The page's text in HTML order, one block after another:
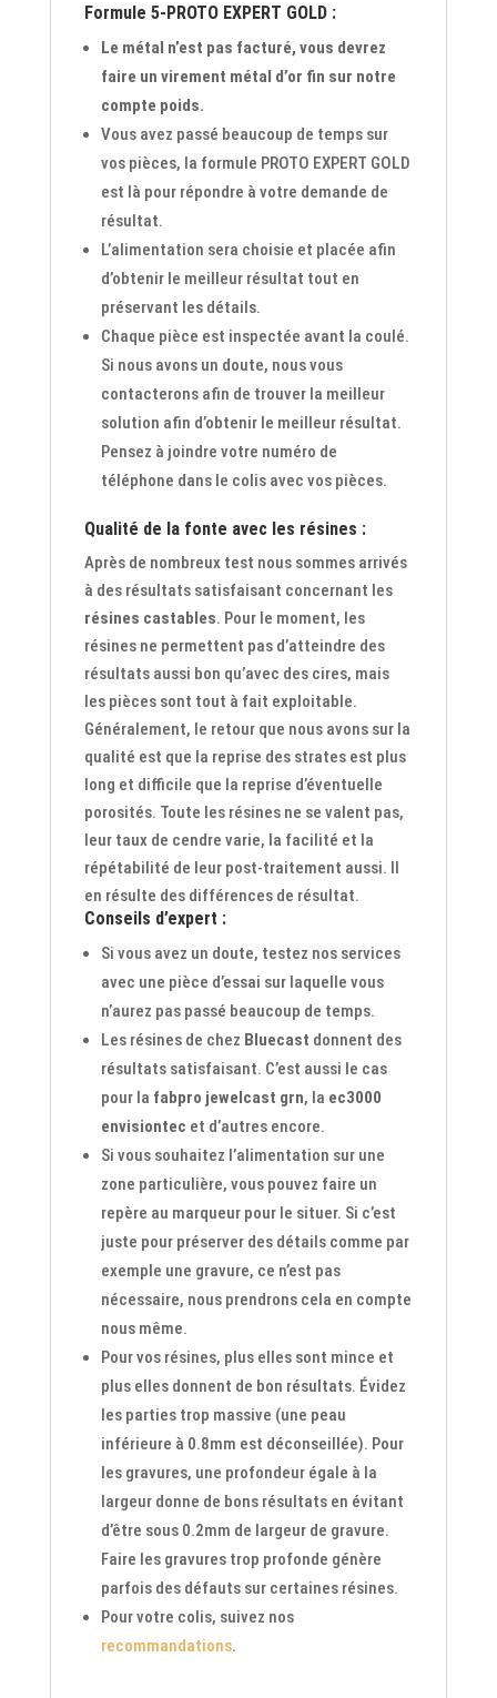
Formule 5-PROTO EXPERT GOLD :
Le métal n’est pas facturé, vous devrez
faire un virement métal d’or fin sur notre
compte poids.
Vous avez passé beaucoup de temps sur
vos pièces, la formule PROTO EXPERT GOLD
est là pour répondre à votre demande de
résultat.
L’alimentation sera choisie et placée afin
d’obtenir le meilleur résultat tout en
préservant les détails.
Chaque pièce est inspectée avant la coulé.
Si nous avons un doute, nous vous
contacterons afin de trouver la meilleur
solution afin d’obtenir le meilleur résultat.
Pensez à joindre votre numéro de
téléphone dans le colis avec vos pièces.
Qualité de la fonte avec les résines :
Après de nombreux test nous sommes arrivés
à des résultats satisfaisant concernant les
résines castables. Pour le moment, les
résines ne permettent pas d’atteindre des
résultats aussi bon qu’avec des cires, mais
les pièces sont tout à fait exploitable.
Généralement, le retour que nous avons sur la
qualité est que la reprise des strates est plus
long et difficile que la reprise d’éventuelle
porosités. Toute les résines ne se valent pas,
leur taux de cendre varie, la facilité et la
répétabilité de leur post-traitement aussi. Il
en résulte des différences de résultat.
Conseils d’expert :
Si vous avez un doute, testez nos services
avec une pièce d’essai sur laquelle vous
n’aurez pas passé beaucoup de temps.
Les résines de chez Bluecast donnent des
résultats satisfaisant. C’est aussi le cas
pour la fabpro jewelcast grn, la ec3000
envisiontec et d’autres encore.
Si vous souhaitez l’alimentation sur une
zone particulière, vous pouvez faire un
repère au marqueur pour le situer. Si c’est
juste pour préserver des détails comme par
exemple une gravure, ce n’est pas
nécessaire, nous prendrons cela en compte
nous même.
Pour vos résines, plus elles sont mince et
plus elles donnent de bon résultats. Évidez
les parties trop massive (une peau
inférieure à 0.8mm est déconseillée). Pour
les gravures, une profondeur égale à la
largeur donne de bons résultats en évitant
d’être sous 0.2mm de largeur de gravure.
Faire les gravures trop profonde génère
parfois des défauts sur certaines résines.
Pour votre colis, suivez nos
recommandations.